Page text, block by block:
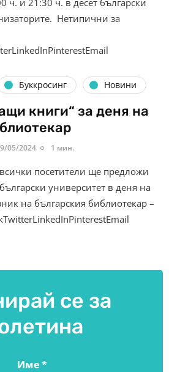
Нетипични за
Буккросинг Новини
книги“ за деня на
05/2024 1 мин.
посетители ще предложи
университет в деня на
на българския библиотекар –
се за
Име*